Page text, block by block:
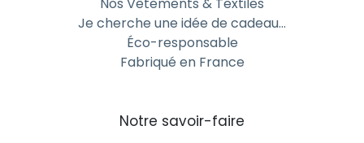
Ces objets, pensés ensemble, créent une image
unifiée et professionnelle.
fiables et durables
Je cherche une idée de cadeau…
Éco-responsable
Fabriqué en France
Notre savoir-faire